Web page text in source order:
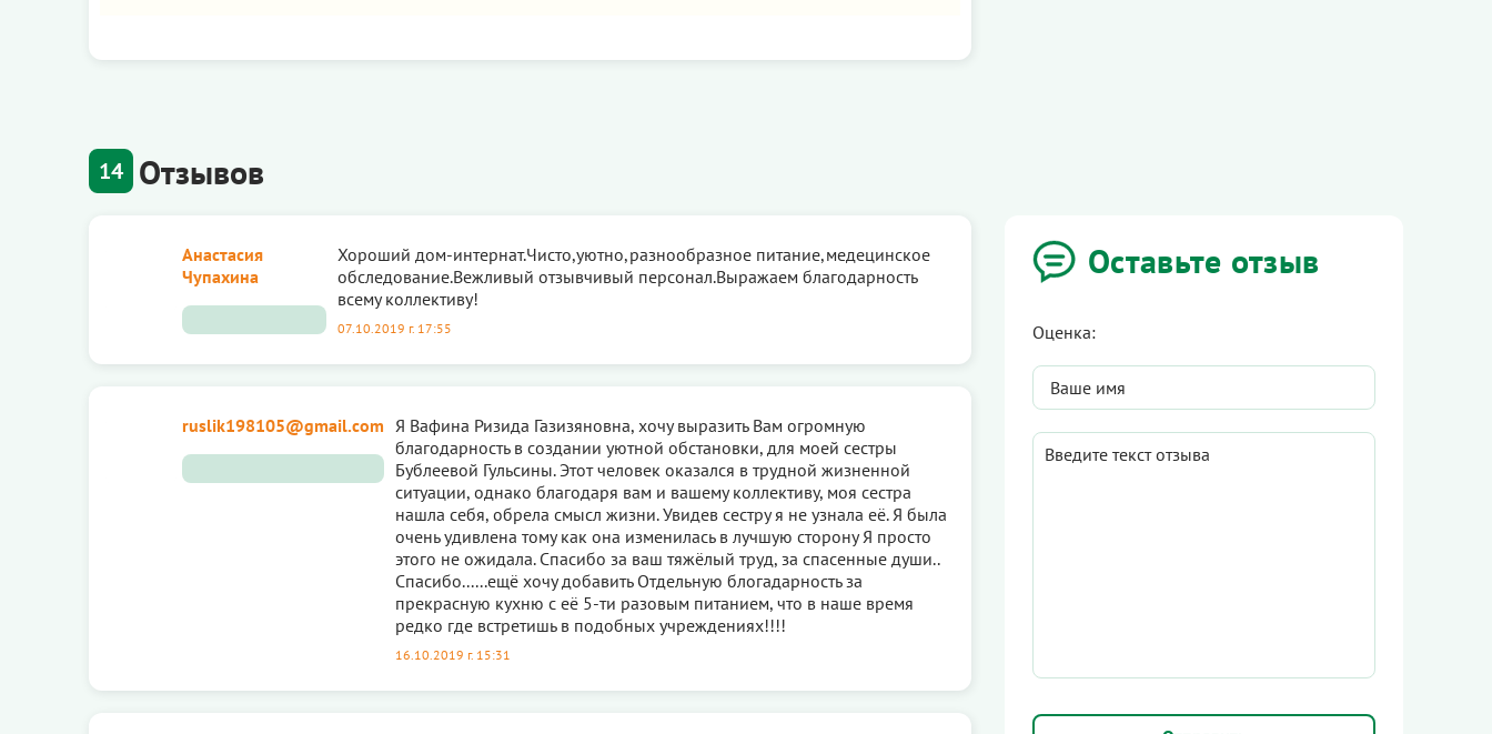
14 Отзывов
Оставьте отзыв
Оценка:
Анастасия
Чупахина
Хороший дом-интернат.Чисто,уютно,разнообразное питание,медецинское
обследование.Вежливый отзывчивый персонал.Выражаем благодарность
всему коллективу!
07.10.2019 г. 17:55
ruslik198105@gmail.com Я Вафина Ризида Газизяновна, хочу выразить Вам огромную
благодарность в создании уютной обстановки, для моей сестры
Бублеевой Гульсины. Этот человек оказался в трудной жизненной
ситуации, однако благодаря вам и вашему коллективу, моя сестра
нашла себя, обрела смысл жизни. Увидев сестру я не узнала её. Я была
очень удивлена тому как она изменилась в лучшую сторону Я просто
этого не ожидала. Спасибо за ваш тяжёлый труд, за спасенные души..
Спасибо......ещё хочу добавить Отдельную блогадарность за
прекрасную кухню с её 5-ти разовым питанием, что в наше время
редко где встретишь в подобных учреждениях!!!!
16.10.2019 г. 15:31